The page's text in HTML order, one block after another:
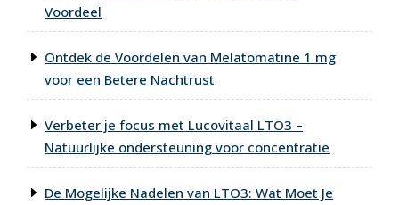
Voordeel
Ontdek de Voordelen van Melatomatine 1 mg
voor een Betere Nachtrust
Verbeter je focus met Lucovitaal LTO3 –
Natuurlijke ondersteuning voor concentratie
De Mogelijke Nadelen van LTO3: Wat Moet Je